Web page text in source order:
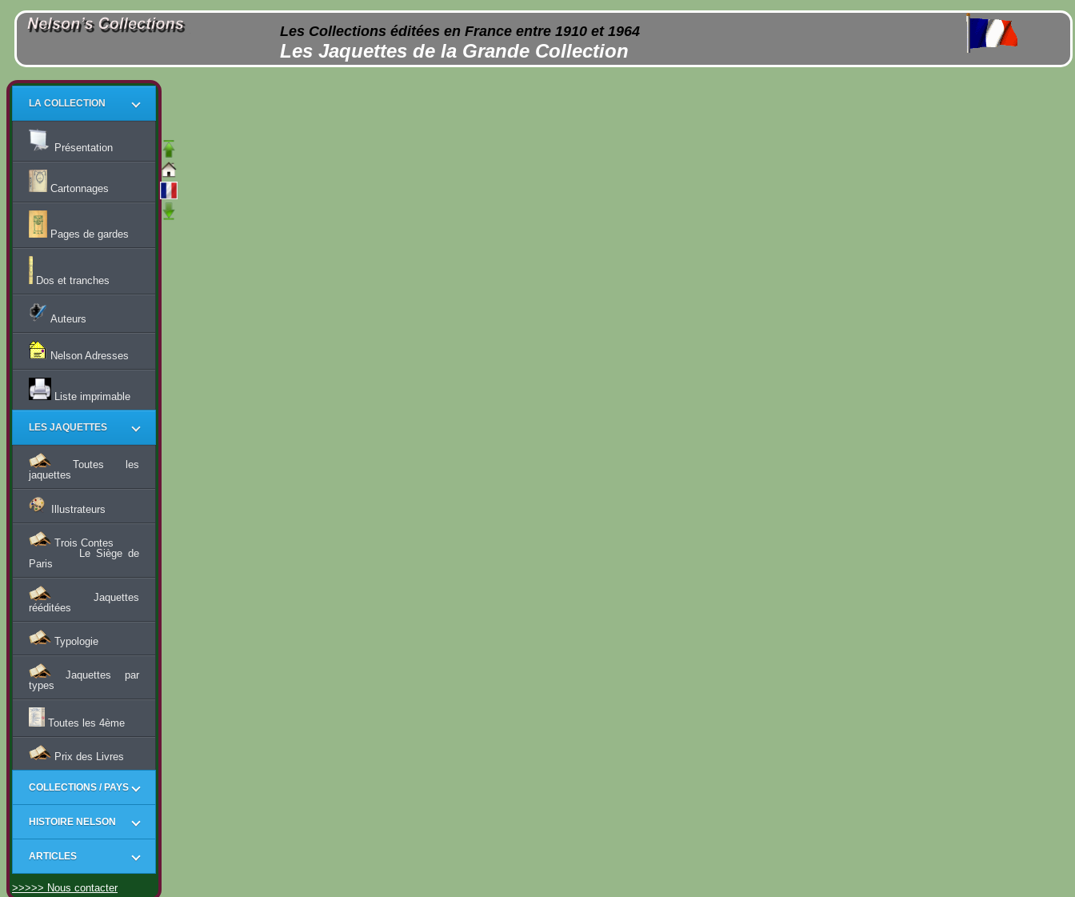
Les Collections éditées en France entre 1910 et 1964
Les Jaquettes de la Grande Collection
LA COLLECTION
Présentation
Cartonnages
Pages de gardes
Dos et tranches
Auteurs
Nelson Adresses
Liste imprimable
LES JAQUETTES
Toutes les
jaquettes
Illustrateurs
Trois Contes
Le Siège de
Paris
Jaquettes
rééditées
Typologie
Jaquettes par
types
Toutes les 4ème
Prix des Livres
COLLECTIONS / PAYS
HISTOIRE NELSON
ARTICLES
>>>>> Nous contacter